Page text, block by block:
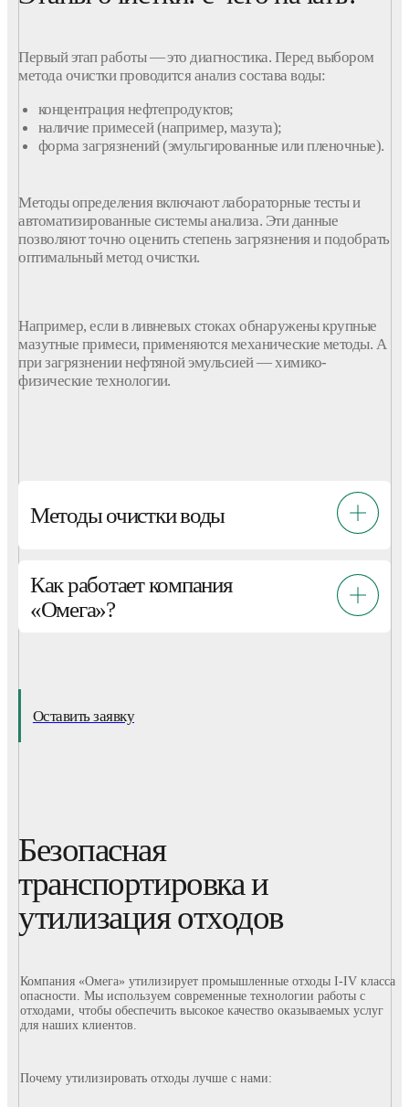
Первый этап работы — это диагностика. Перед выбором
метода очисткипроводится анализ состававоды:
концентрациянефтепродуктов;
наличиепримесей(например, мазута);
формазагрязнений(эмульгированные или пленочные).
Методыопределениявключают лабораторные тесты и
автоматизированные системыанализа. Эти данные
позволяют точно оценить степеньзагрязненияи подобрать
оптимальныйметод очистки.
Например, если в ливневых стоках обнаружены крупные
мазутные примеси, применяютсямеханические методы. А
призагрязнениинефтяной эмульсией — химико-
физические технологии.
Методы очистки воды
Как работает компания
«Омега»?
Оставить заявку
Безопасная
транспортировка и
утилизация отходов
Компания «Омега» утилизирует промышленные отходы I-IV класса
опасности. Мы используем современные технологии работы с
отходами, чтобы обеспечить высокое качество оказываемых услуг
для наших клиентов.
Почему утилизировать отходы лучше с нами: